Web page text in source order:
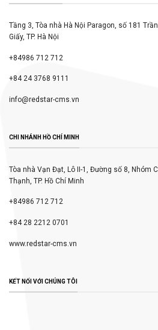
Tầng 3, Tòa nhà Hà Nội Paragon, số 181
Giấy, TP. Hà Nội
+84986 712 712
+84 24 3768 9111
info@redstar-cms.vn
CHI NHÁNH HỒ CHÍ MINH
Tòa nhà Vạn Đạt, Lô II-1, Đường số 8, Nhóm
Thạnh, TP. Hồ Chí Minh
+84986 712 712
+84 28 2212 0701
www.redstar-cms.vn
KẾT NỐI VỚI CHÚNG TÔI